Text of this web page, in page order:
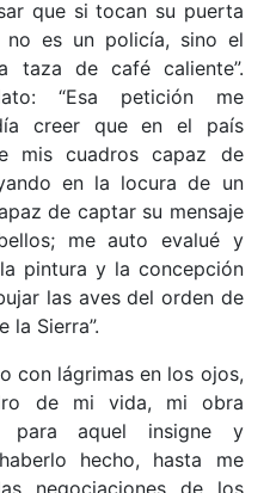
que si tocan su puerta
no es un policía, sino el
taza de café caliente”.
“Esa petición me
creer que en el país
mis cuadros capaz de
en la locura de un
de captar su mensaje
me auto evalué y
pintura y la concepción
las aves del orden de
la Sierra”.
con lágrimas en los ojos,
de mi vida, mi obra
para aquel insigne y
hecho, hasta me